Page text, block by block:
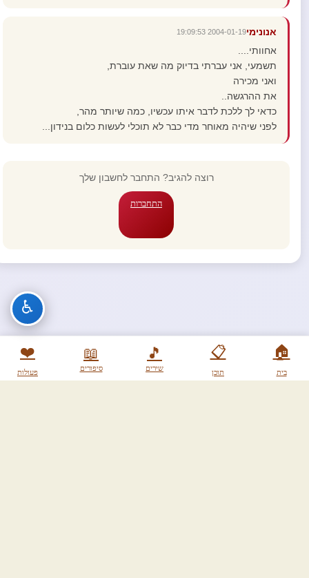
🏠
בית
📋
תוכן
🎵
שירים
📖
סיפורים
❤️
פעולות
אנונימי2004-01-19 19:09:53
אחוותי....
תשמעי, אני עברתי בדיוק מה שאת עוברת,
ואני מכירה
את ההרגשה..
כדאי לך ללכת לדבר איתו עכשיו, כמה שיותר מהר,
לפני שיהיה מאוחר מדי כבר לא תוכלי לעשות כלום בנידון...
רוצה להגיב? התחבר לחשבון שלך
התחברות
♿